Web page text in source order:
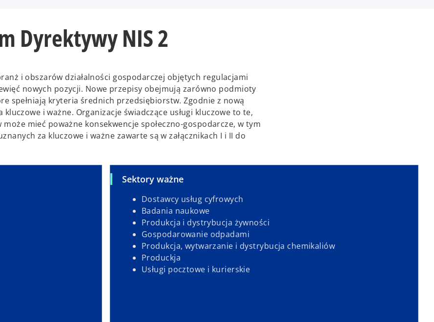
Dyrektywy NIS 2
i obszarów działalności gospodarczej objętych regulacjami
nowych pozycji. Nowe przepisy obejmują zarówno podmioty
spełniają kryteria średnich przedsiębiorstw. Zgodnie z nową
i ważne. Organizacje świadczące usługi kluczowe to te,
mieć poważne konsekwencje społeczno-gospodarcze, w tym
za kluczowe i ważne zawarte są w załącznikach I i II do
Sektory ważne
Dostawcy usług cyfrowych
Badania naukowe
Produkcja i dystrybucja żywności
Gospodarowanie odpadami
Produkcja, wytwarzanie i dystrybucja chemikaliów
Produckja
Usługi pocztowe i kurierskie